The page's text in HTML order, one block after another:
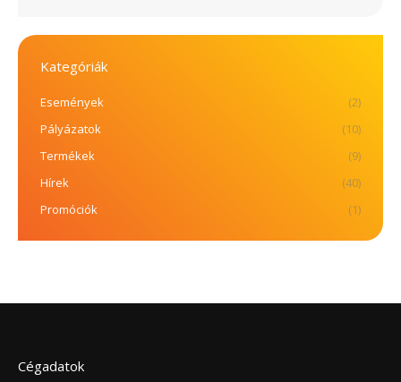
Kategóriák
Események
(2)
Pályázatok
(10)
Termékek
(9)
Hírek
(40)
Promóciók
(1)
Cégadatok